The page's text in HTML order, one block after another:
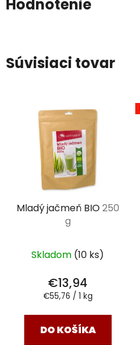
Hodnotenie
Súvisiaci tovar
Mladý jačmeň BIO250
g
Skladom (10 ks)
€13,94
Jednotková
€55,76 / 1 kg
DO KOŠÍKA